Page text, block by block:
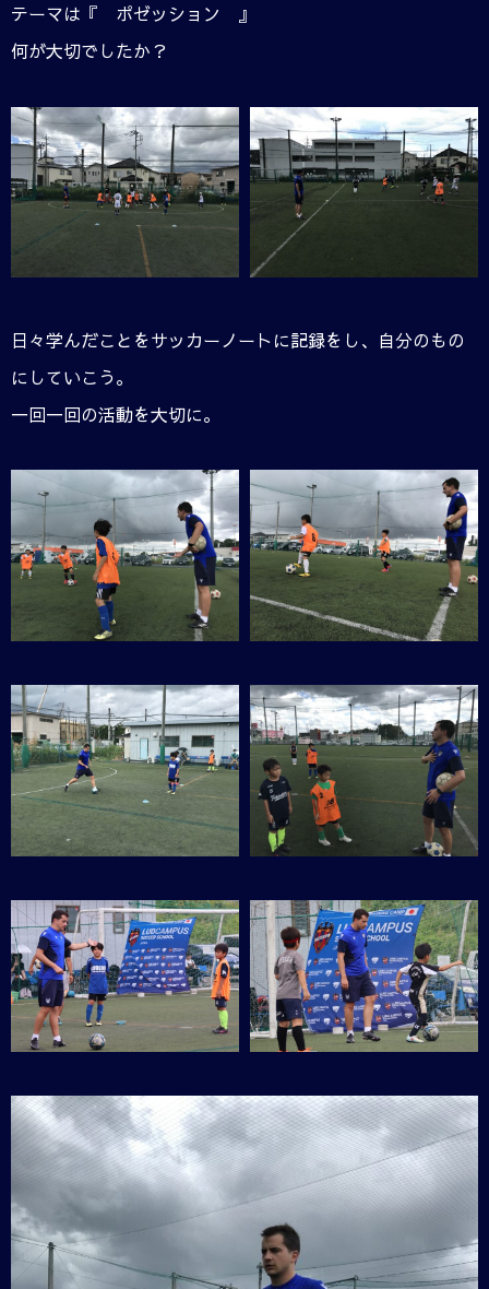
テーマは『 ポゼッション 』
何が大切でしたか？
日々学んだことをサッカーノートに記録をし、自分のもの
にしていこう。
一回一回の活動を大切に。